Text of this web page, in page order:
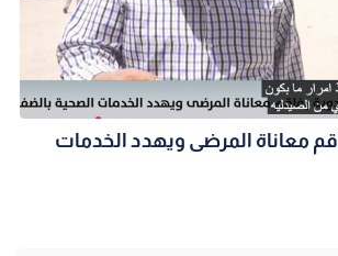
معاناة المرضى ويهدد الخدمات